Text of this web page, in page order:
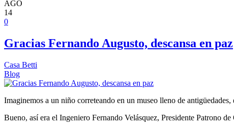
AGO
14
0
Gracias Fernando Augusto, descansa en paz
Casa Betti
Blog
Imaginemos a un niño correteando en un museo lleno de antigüedades,
Bueno, así era el Ingeniero Fernando Velásquez, Presidente Patrono